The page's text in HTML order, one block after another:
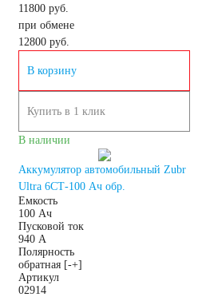
11800 руб.
при обмене
12800 руб.
В корзину
Купить в 1 клик
В наличии
Аккумулятор автомобильный Zubr
Ultra 6СТ-100 Ач обр.
Емкость
100 Ач
Пусковой ток
940 А
Полярность
обратная [-+]
Артикул
02914